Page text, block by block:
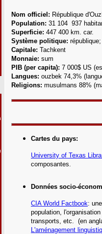
Nom officiel: République d'Ouz
Population: 31 104 937
Superficie: 447 400 km. car.
Système politique:
Capitale: Tachkent
Monnaie: sum
PIB (per capita): 7 000$ US
Langues: ouzbek 74,3%
Religions: musulmans 88%
Cartes du pays:
University of Texas
composantes.
Données socio-
CIA World Factbook:
population,
transports, etc. (en
L'aménagement